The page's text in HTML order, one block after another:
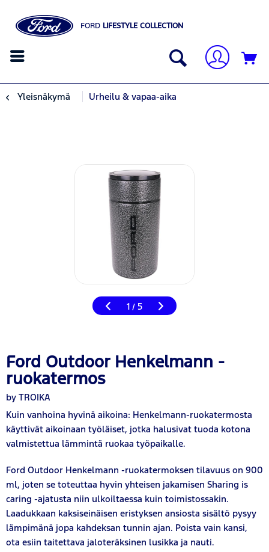
FORD LIFESTYLE COLLECTION
Yleisnäkymä Urheilu & vapaa-aika
1 / 5
Ford Outdoor Henkelmann -
ruokatermos
by TROIKA
Kuin vanhoina hyvinä aikoina: Henkelmann-ruokatermosta
käyttivät aikoinaan työläiset, jotka halusivat tuoda kotona
valmistettua lämmintä ruokaa työpaikalle.
Ford Outdoor Henkelmann -ruokatermoksen tilavuus on 900
ml, joten se toteuttaa hyvin yhteisen jakamisen Sharing is
caring -ajatusta niin ulkoiltaessa kuin toimistossakin.
Laadukkaan kaksiseinäisen eristyksen ansiosta sisältö pysyy
lämpimänä jopa kahdeksan tunnin ajan. Poista vain kansi,
ota esiin taitettava jaloteräksinen lusikka ja nauti.